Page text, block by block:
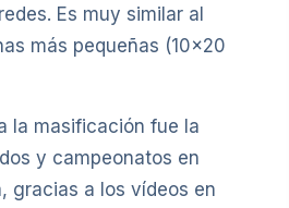
Es muy similar al
más pequeñas (10×20
la masificación fue la
y campeonatos en
gracias a los vídeos en